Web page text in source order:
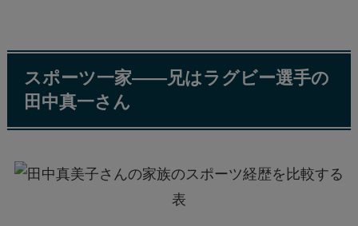
スポーツ一家——兄はラグビー選手の
田中真一さん